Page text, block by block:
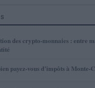
des crypto-monnaies : entre
payez-vous d’impôts à Monte-